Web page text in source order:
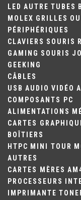
LED AUTRE TUBES
MOLEX GRILLES
PÉRIPHÉRIQUES
CLAVIERS SOURIS
GAMING SOURIS
GEEKING
CÂBLES
USB AUDIO VIDÉO
COMPOSANTS PC
ALIMENTATIONS
CARTES
BOÎTIERS
HTPC MINI TOUR
AUTRES
CARTES MÈRES
PROCESSEURS
IMPRIMANTE